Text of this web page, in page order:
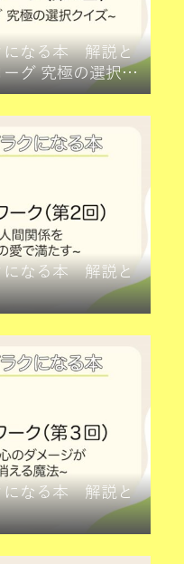
になる本 解説と
グ 究極の選択ク
になる本 解説と
になる本 解説と